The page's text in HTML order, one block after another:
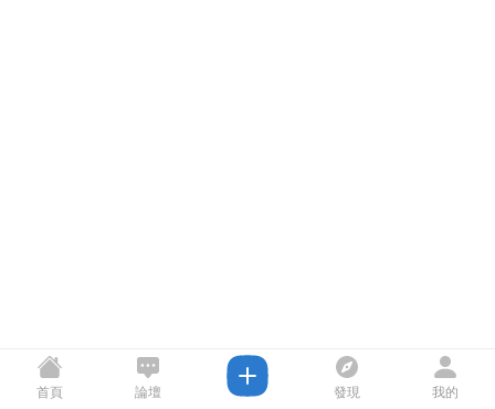
首頁 論壇 發現 我的